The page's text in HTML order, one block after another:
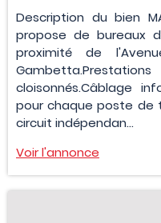
Description du bien
propose de bureaux
proximité de
cloisonnés.Câblage
pour chaque poste de
circuit indépendan...
Voir l'annonce